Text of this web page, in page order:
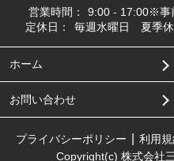
営業時間：
9:00 - 17:00※事
定休日：
毎週水曜日 夏季休
ホーム
お問い合わせ
プライバシーポリシー 利用規
Copyright(c) 株式会社